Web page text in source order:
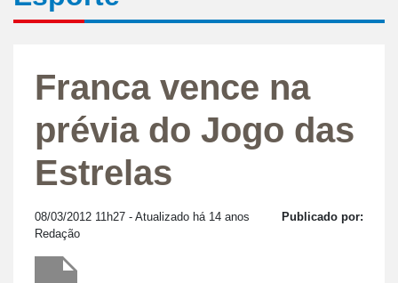
Franca vence na
prévia do Jogo das
Estrelas
08/03/2012 11h27 - Atualizado há 14 anos
Publicado por:
Redação